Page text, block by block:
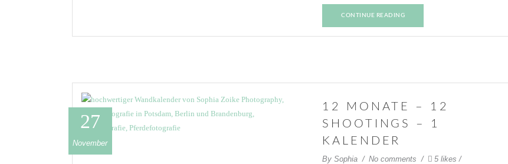
CONTINUE READING
27
November
12 MONATE – 12
SHOOTINGS – 1
KALENDER
BySophia No comments
5 likes